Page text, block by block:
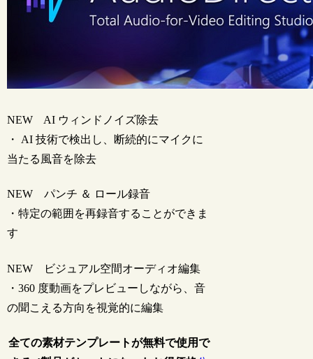
NEW AI ウィンドノイズ除去
・ AI 技術で検出し、断続的にマイクに
当たる風音を除去
NEW パンチ ＆ ロール録音
・特定の範囲を再録音することができま
す
NEW ビジュアル空間オーディオ編集
・360 度動画をプレビューしながら、音
の聞こえる方向を視覚的に編集
全ての素材テンプレートが無料で使用で